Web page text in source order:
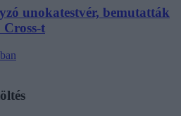
unokatestvér, bemutatták
Cross-t